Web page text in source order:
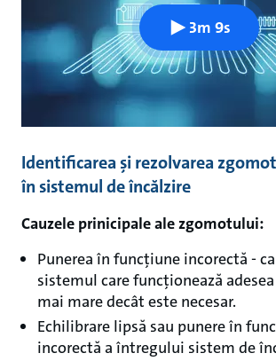
3m 9s
Identificarea și rezolvarea
în sistemul de încălzire
Cauzele prinicipale ale zgomotului:
Punerea în funcțiune incorectă -
sistemul care funcționează
mai mare decât este necesar.
Echilibrare lipsă sau punere în
incorectă a întregului sistem de